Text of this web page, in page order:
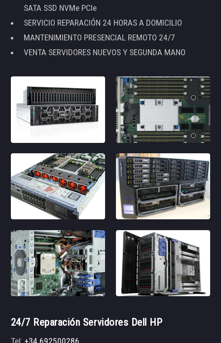
SATA SSD NVMe PCIe
SERVICIO REPARACIÓN 24 HORAS A DOMICILIO
MANTENIMIENTO PRESENCIAL REMOTO 24/7
VENTA SERVIDORES NUEVOS Y SEGUNDA MANO
24/7 Reparación Servidores Dell HP
Tel:+34 692500286